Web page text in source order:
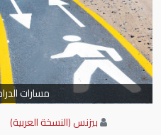
مسارات
بيزنس (النسخة العربية)